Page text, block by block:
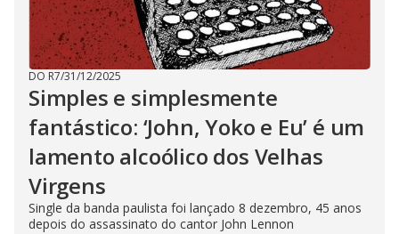
DO R7/31/12/2025
Simples e simplesmente
fantástico: ‘John, Yoko e Eu’ é um
lamento alcoólico dos Velhas
Virgens
Single da banda paulista foi lançado 8 dezembro, 45 anos
depois do assassinato do cantor John Lennon